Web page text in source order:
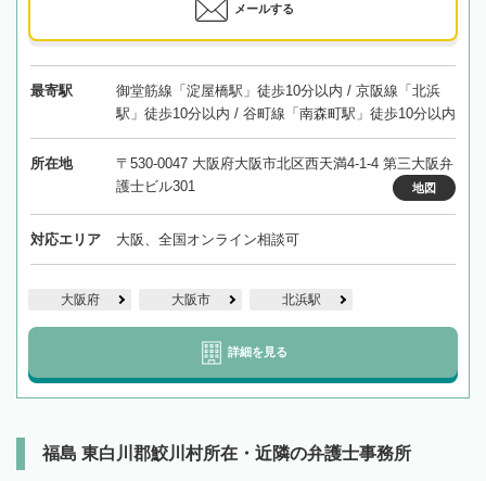
メールする
最寄駅
御堂筋線「淀屋橋駅」徒歩10分以内 / 京阪線「北浜
駅」徒歩10分以内 / 谷町線「南森町駅」徒歩10分以内
所在地
〒530-0047 大阪府大阪市北区西天満4-1-4 第三大阪弁
護士ビル301
地図
対応エリア 大阪、全国オンライン相談可
大阪府 大阪市 北浜駅
詳細を見る
福島 東白川郡鮫川村所在・近隣の弁護士事務所